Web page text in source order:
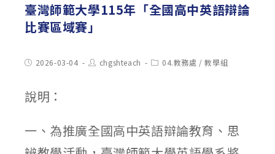
臺灣師範大學115年「全國高中英語辯論
比賽區域賽」
Post2026-03-04
Post
author:
chgshteach
Post04.教務處 / 教學組
說明：
一、為推廣全國高中英語辯論教育、思